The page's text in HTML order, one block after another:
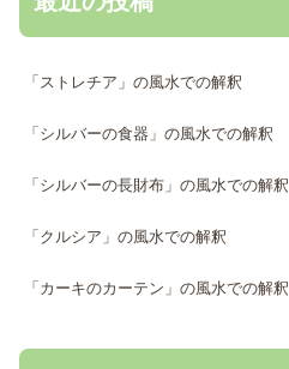
「ストレチア」の風水での解釈
「シルバーの食器」の風水での解釈
「シルバーの長財布」の風水での解釈
「クルシア」の風水での解釈
「カーキのカーテン」の風水での解釈